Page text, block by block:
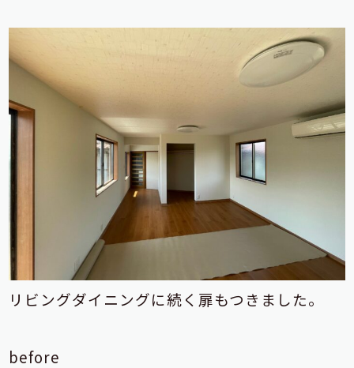
リビングダイニングに続く扉もつきました。
before